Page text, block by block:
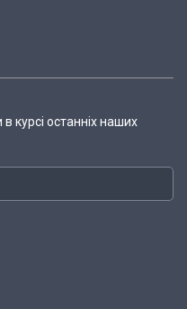
курсі останніх наших